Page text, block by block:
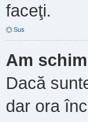
faceţi.
Sus
Am
Dacă
dar ora